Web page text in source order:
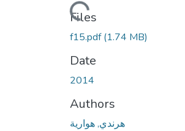
Loading...
Files
f15.pdf(1.74 MB)
Date
2014
Authors
هرندي, هوارية